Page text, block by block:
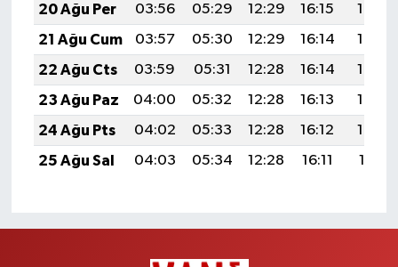
20 Ağu Per
03:56 05:29 12:29 16:15
19:19
21 Ağu Cum
03:57 05:30 12:29 16:14
19:17
22 Ağu Cts
03:59 05:31 12:28 16:14
19:16
23 Ağu Paz
04:00 05:32 12:28 16:13
19:14
24 Ağu Pts
04:02 05:33 12:28 16:12
19:13
25 Ağu Sal
04:03 05:34 12:28 16:11 19:11